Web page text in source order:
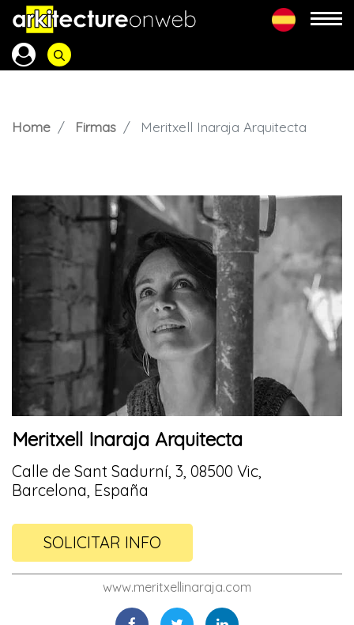
Home Firmas Meritxell Inaraja Arquitecta
Meritxell Inaraja Arquitecta
Calle de Sant Sadurní, 3, 08500 Vic,
Barcelona, España
SOLICITAR INFO
www.meritxellinaraja.com